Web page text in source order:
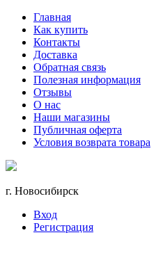
Главная
Как купить
Контакты
Доставка
Обратная связь
Полезная информация
Отзывы
О нас
Наши магазины
Публичная оферта
Условия возврата товара
г. Новосибирск
Вход
Регистрация